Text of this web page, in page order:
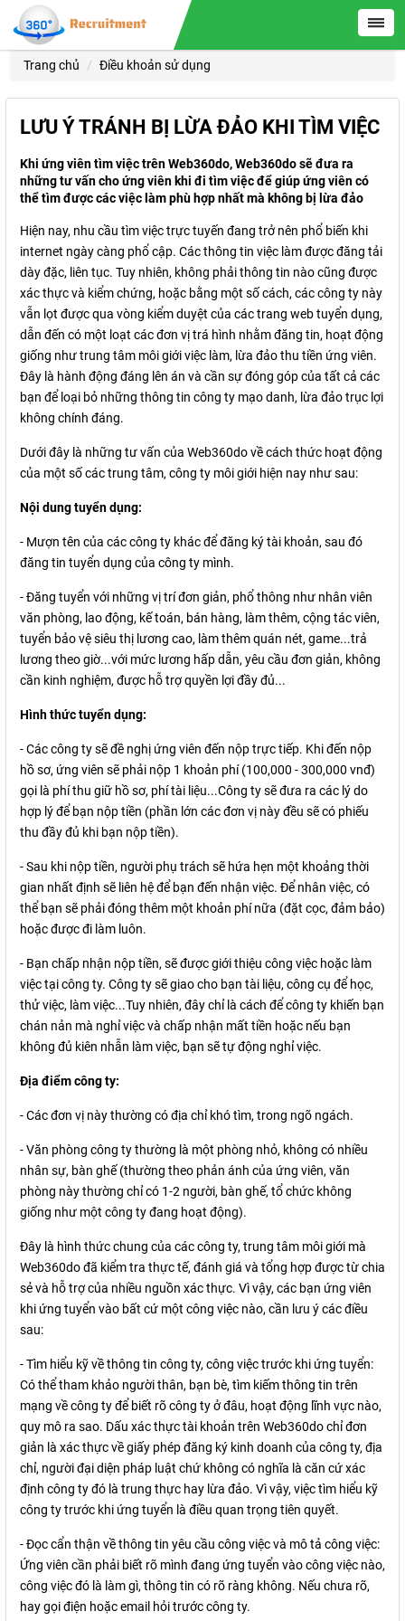
Trang chủ Điều khoản sử dụng
LƯU Ý TRÁNH BỊ LỪA ĐẢO KHI TÌM VIỆC
Khi ứng viên tìm việc trên Web360do, Web360do sẽ đưa ra
những tư vấn cho ứng viên khi đi tìm việc để giúp ứng viên có
thể tìm được các việc làm phù hợp nhất mà không bị lừa đảo
Hiện nay, nhu cầu tìm việc trực tuyến đang trở nên phổ biến khi
internet ngày càng phổ cập. Các thông tin việc làm được đăng tải
dày đặc, liên tục. Tuy nhiên, không phải thông tin nào cũng được
xác thực và kiểm chứng, hoặc bằng một số cách, các công ty này
vẫn lọt được qua vòng kiểm duyệt của các trang web tuyển dụng,
dẫn đến có một loạt các đơn vị trá hình nhằm đăng tin, hoạt động
giống như trung tâm môi giới việc làm, lừa đảo thu tiền ứng viên.
Đây là hành động đáng lên án và cần sự đóng góp của tất cả các
bạn để loại bỏ những thông tin công ty mạo danh, lừa đảo trục lợi
không chính đáng.
Dưới đây là những tư vấn của Web360do về cách thức hoạt động
của một số các trung tâm, công ty môi giới hiện nay như sau:
Nội dung tuyển dụng:
- Mượn tên của các công ty khác để đăng ký tài khoản, sau đó
đăng tin tuyển dụng của công ty mình.
- Đăng tuyển với những vị trí đơn giản, phổ thông như nhân viên
văn phòng, lao động, kế toán, bán hàng, làm thêm, cộng tác viên,
tuyển bảo vệ siêu thị lương cao, làm thêm quán nét, game...trả
lương theo giờ...với mức lương hấp dẫn, yêu cầu đơn giản, không
cần kinh nghiệm, được hỗ trợ quyền lợi đầy đủ...
Hình thức tuyển dụng:
- Các công ty sẽ đề nghị ứng viên đến nộp trực tiếp. Khi đến nộp
hồ sơ, ứng viên sẽ phải nộp 1 khoản phí (100,000 - 300,000 vnđ)
gọi là phí thu giữ hồ sơ, phí tài liệu...Công ty sẽ đưa ra các lý do
hợp lý để bạn nộp tiền (phần lớn các đơn vị này đều sẽ có phiếu
thu đầy đủ khi bạn nộp tiền).
- Sau khi nộp tiền, người phụ trách sẽ hứa hẹn một khoảng thời
gian nhất định sẽ liên hệ để bạn đến nhận việc. Để nhân việc, có
thể bạn sẽ phải đóng thêm một khoản phí nữa (đặt cọc, đảm bảo)
hoặc được đi làm luôn.
- Bạn chấp nhận nộp tiền, sẽ được giới thiệu công việc hoặc làm
việc tại công ty. Công ty sẽ giao cho bạn tài liệu, công cụ để học,
thử việc, làm việc...Tuy nhiên, đây chỉ là cách để công ty khiến bạn
chán nản mà nghỉ việc và chấp nhận mất tiền hoặc nếu bạn
không đủ kiên nhẫn làm việc, bạn sẽ tự động nghỉ việc.
Địa điểm công ty:
- Các đơn vị này thường có địa chỉ khó tìm, trong ngõ ngách.
- Văn phòng công ty thường là một phòng nhỏ, không có nhiều
nhân sự, bàn ghế (thường theo phản ánh của ứng viên, văn
phòng này thường chỉ có 1-2 người, bàn ghế, tổ chức không
giống như một công ty đang hoạt động).
Đây là hình thức chung của các công ty, trung tâm môi giới mà
Web360do đã kiểm tra thực tế, đánh giá và tổng hợp được từ chia
sẻ và hỗ trợ của nhiều nguồn xác thực. Vì vậy, các bạn ứng viên
khi ứng tuyển vào bất cứ một công việc nào, cần lưu ý các điều
sau:
- Tìm hiểu kỹ về thông tin công ty, công việc trước khi ứng tuyển:
Có thể tham khảo người thân, bạn bè, tìm kiếm thông tin trên
mạng về công ty để biết rõ công ty ở đâu, hoạt động lĩnh vực nào,
quy mô ra sao. Dấu xác thực tài khoản trên Web360do chỉ đơn
giản là xác thực về giấy phép đăng ký kinh doanh của công ty, địa
chỉ, người đại diện pháp luật chứ không có nghĩa là căn cứ xác
định công ty đó là trung thực hay lừa đảo. Vì vậy, việc tìm hiểu kỹ
công ty trước khi ứng tuyển là điều quan trọng tiên quyết.
- Đọc cẩn thận về thông tin yêu cầu công việc và mô tả công việc:
Ứng viên cần phải biết rõ mình đang ứng tuyển vào công việc nào,
công việc đó là làm gì, thông tin có rõ ràng không. Nếu chưa rõ,
hay gọi điện hoặc email hỏi trước công ty.